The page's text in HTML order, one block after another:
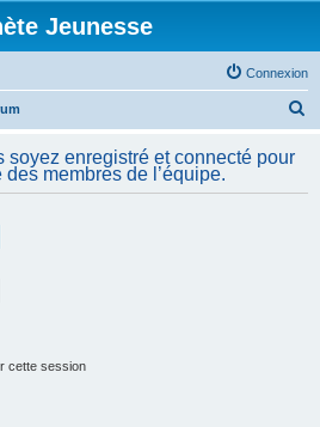
Jeunesse
Connexion
h
soyez enregistré et connecté pour
membres de l’équipe.
cette session